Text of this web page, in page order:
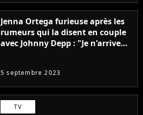
Jenna Ortega furieuse après les
rumeurs qui la disent en couple
avec Johnny Depp : "Je n'arrive
5 septembre 2023
TV